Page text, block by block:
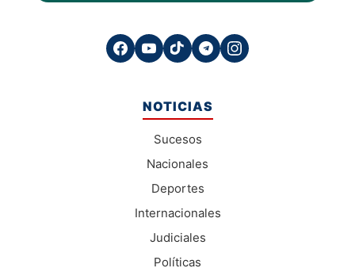
NOTICIAS
Sucesos
Nacionales
Deportes
Internacionales
Judiciales
Políticas